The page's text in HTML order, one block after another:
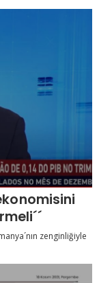
zenginliğiyle